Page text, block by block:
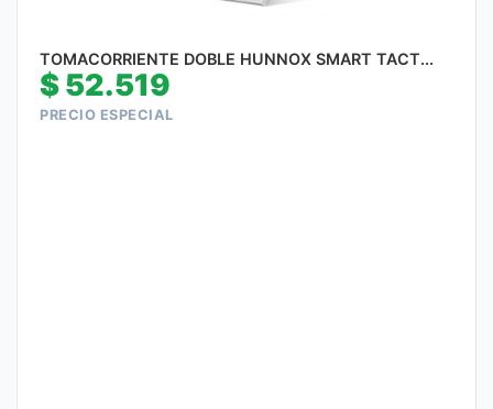
TOMACORRIENTE DOBLE HUNNOX SMART TACT...
$52.519
PRECIO ESPECIAL